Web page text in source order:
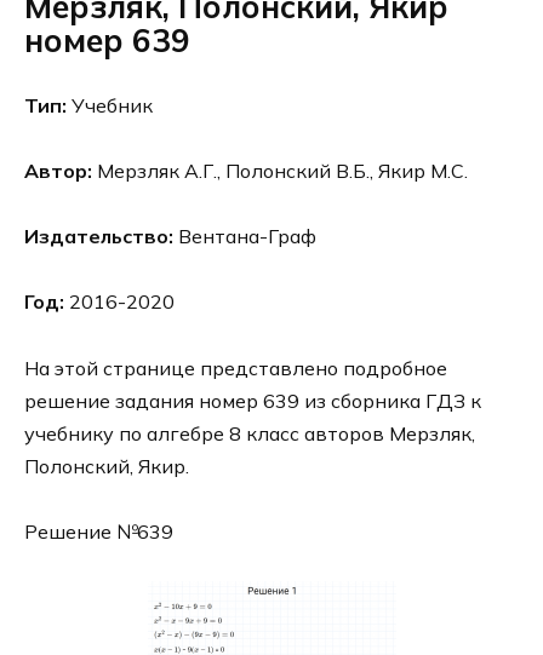
номер 639
Тип: Учебник
Автор: Мерзляк А.Г., Полонский В.Б., Якир М.С.
Издательство: Вентана-Граф
Год: 2016-2020
На этой странице представлено подробное
решение задания номер 639 из сборника ГДЗ к
учебнику по алгебре 8 класс авторов Мерзляк,
Полонский, Якир.
Решение №639